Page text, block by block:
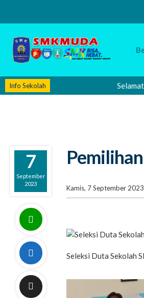
Info Sekolah Selamat
7
September
2023
Kamis, 7 September 2023
Seleksi Duta Sekolah